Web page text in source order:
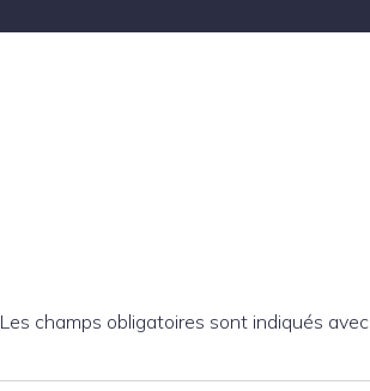
Les champs obligatoires sont indiqués avec